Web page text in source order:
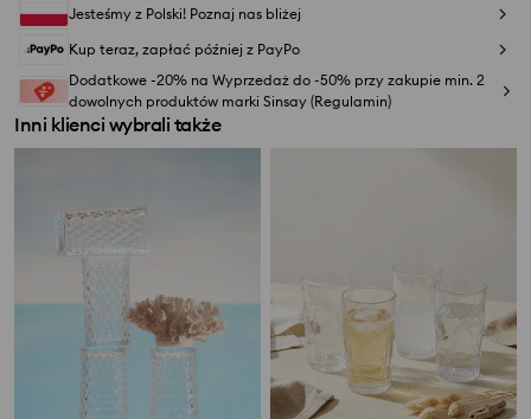
Jesteśmy z Polski! Poznaj nas bliżej
Kup teraz, zapłać później z PayPo
Dodatkowe -20% na Wyprzedaż do -50% przy zakupie min. 2
dowolnych produktów marki Sinsay (Regulamin)
Inni klienci wybrali także